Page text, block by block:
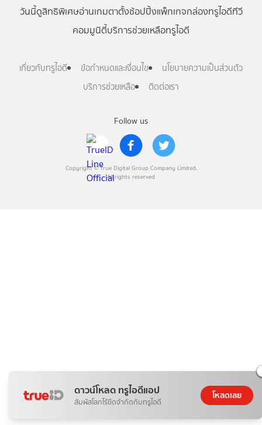
ดาวน์โหลด ทรูไอดีแอป
สัมผัสโลกไร้ขีดจำกัดกับทรูไอดี
โหลดเลย
Follow us
Copyright © True Digital Group Company Limited.
All rights reserved
วันนี้ดูสิทธิพิเศษอ่านเกมตาตั้งช้อปปิ้งแพ็กเกจกล่องทรูไอดีทีวี
คอมมูนิตี้บริการช่วยเหลือทรูไอดี
เกี่ยวกับทรูไอดี ข้อกำหนดและเงื่อนไข
นโยบายความเป็นส่วนตัว
บริการช่วยเหลือ
ติดต่อเรา